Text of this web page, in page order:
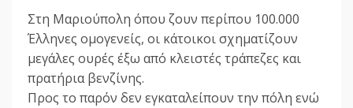
Στη Μαριούπολη όπου ζουν περίπου 100.000
Έλληνες ομογενείς, οι κάτοικοι σχηματίζουν
μεγάλες ουρές έξω από κλειστές τράπεζες και
πρατήρια βενζίνης.
Προς το παρόν δεν εγκαταλείπουν την πόλη ενώ